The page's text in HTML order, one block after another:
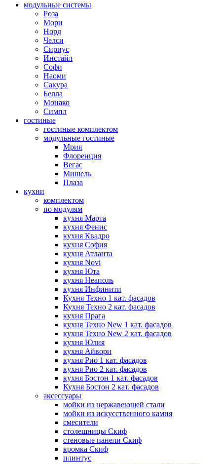
модульные системы
Роза
Мори
Норд
Челси
Сириус
Инстайл
Софи
Наоми
Сакура
Белла
Монако
Симпл
гостиные
гостиные комплектом
модульные гостиные
Мрия
Флоренция
Вегас
Мишель
Плаза
кухни
комплектом
по модулям
кухня Марта
кухня Фенис
кухня Квадро
кухня София
кухня Атланта
кухня Novi
кухня Юта
кухня Неаполь
кухня Инфинити
Кухня Техно 1 кат. фасадов
Кухня Техно 2 кат. фасадов
кухня Прага
кухня Техно New 1 кат. фасадов
кухня Техно New 2 кат. фасадов
кухня Юлия
кухня Айвори
кухня Рио 1 кат. фасадов
кухня Рио 2 кат. фасадов
кухня Бостон 1 кат. фасадов
Кухня Бостон 2 кат. фасадов
аксессуары
мойки из нержавеющей стали
мойки из искусственного камня
смесители
столешницы Скиф
стеновые панели Скиф
кромка Скиф
плинтус